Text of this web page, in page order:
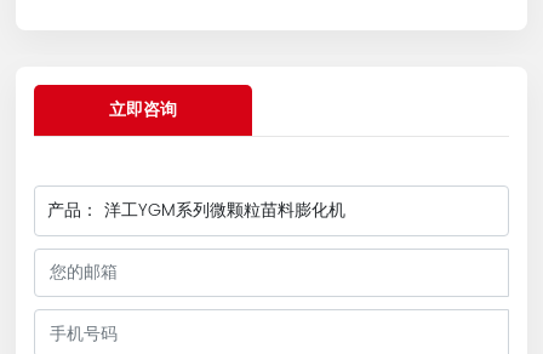
立即咨询
产品： 洋工YGM系列微颗粒苗料膨化机